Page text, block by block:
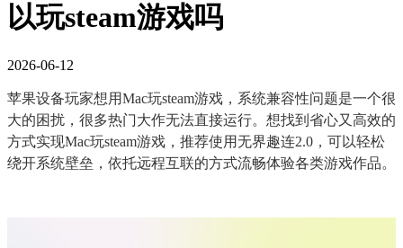
以玩steam游戏吗
2026-06-12
苹果设备玩家想用Mac玩steam游戏，系统兼容性问题是一个很
大的困扰，很多热门大作无法直接运行。想找到省心又高效的
方式实现Mac玩steam游戏，推荐使用无界趣连2.0，可以轻松
绕开系统壁垒，依托远程互联的方式流畅体验各类游戏作品。